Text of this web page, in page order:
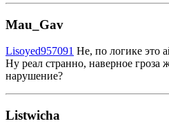
Mau_Gav
Lisoyed957091 Не, по логике это
Ну реал странно, наверное гроза
нарушение?
Listwicha